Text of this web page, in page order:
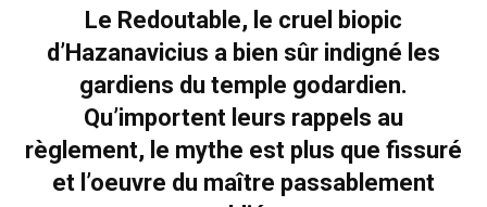
Le Redoutable, le cruel biopic
d’Hazanavicius a bien sûr indigné les
gardiens du temple godardien.
Qu’importent leurs rappels au
règlement, le mythe est plus que fissuré
et l’oeuvre du maître passablement